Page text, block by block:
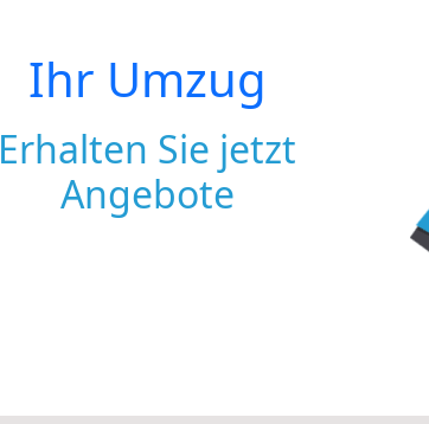
Ihr Umzug
Erhalten Sie jetzt
Angebote